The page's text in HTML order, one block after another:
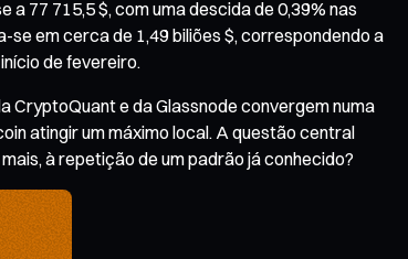
77 715,5 $, com uma descida de 0,39% nas
se em cerca de 1,49 biliões $, correspondendo a
de fevereiro.
CryptoQuant e da Glassnode convergem numa
atingir um máximo local. A questão central
à repetição de um padrão já conhecido?